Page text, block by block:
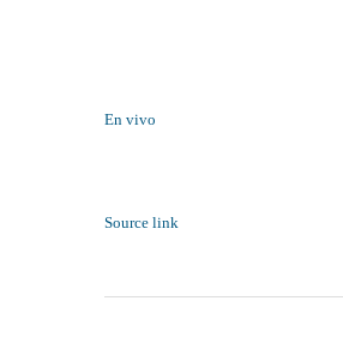
En vivo
Source link